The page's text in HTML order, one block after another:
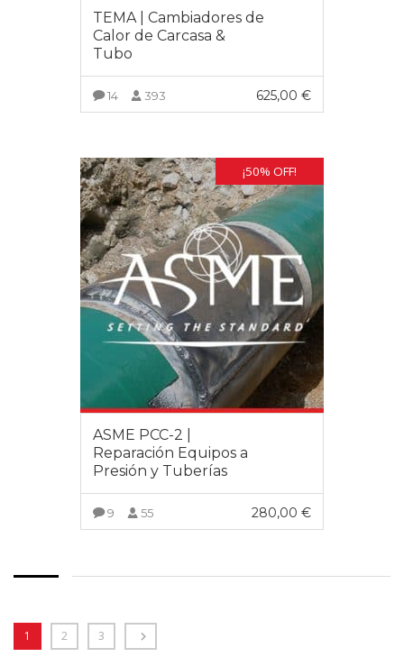
TEMA | Cambiadores de
Calor de Carcasa &
Tubo
14 393 625,00 €
¡50% OFF!
ASME PCC-2 |
Reparación Equipos a
Presión y Tuberías
9 55 280,00 €
1 2 3